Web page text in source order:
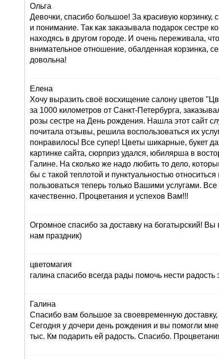
Ольга
Девочки, спасибо большое! За красивую корзинку,
и понимание. Так как заказывала подарок сестре
находясь в другом городе. И очень переживала,
внимательное отношение, обалденная корзинка,
довольна!
Елена
Хочу выразить своё восхищение салону цветов
за 1000 километров от Санкт-Петербурга,
розы сестре на День рождения. Нашла этот сайт
почитала отзывы, решила воспользоваться их
понравилось! Все супер! Цветы шикарные, букет
картинке сайта, сюрприз удался, юбилярша в
Галине. На сколько же надо любить то дело,
бы с такой теплотой и пунктуальностью
пользоваться теперь только Вашими услугами.
качественно. Процветания и успехов Вам!!!
Огромное спасибо за доставку на богатырский! Вы
нам праздник)
цветомагия
галина спасибо всегда рады помочь нести
Галина
Спасибо вам большое за своевременную доставку,
Сегодня у дочери день рождения и вы помогли
тыс. Км подарить ей радость. Спасибо.